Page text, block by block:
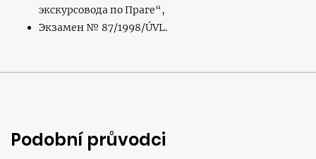
экскурсовода по Праге“,
Экзамен № 87/1998/ÚVL.
Podobní průvodci